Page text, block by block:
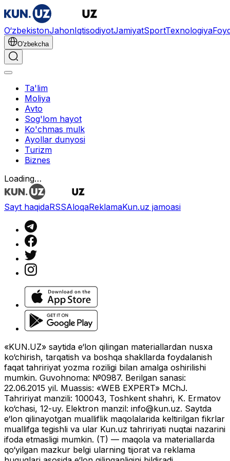
O‘zbekistonJahonIqtisodiyotJamiyatSportTexnologiya
O'zbekcha
Ta'lim
Moliya
Avto
Sog'lom hayot
Ko'chmas mulk
Ayollar dunyosi
Turizm
Biznes
Loading…
Sayt haqidaRSSAloqaReklamaKun.uz jamoasi
«KUN.UZ» saytida e‘lon qilingan materiallardan nusxa
ko‘chirish, tarqatish va boshqa shakllarda foydalanish
faqat tahririyat yozma roziligi bilan amalga oshirilishi
mumkin. Guvohnoma: №0987. Berilgan sanasi:
22.06.2015 yil. Muassis: «WEB EXPERT» MChJ.
Tahririyat manzili: 100043, Toshkent shahri, K. Ermatov
ko‘chasi, 12-uy. Elektron manzil: info@kun.uz. Saytda
e‘lon qilinayotgan mualliflik maqolalarida keltirilgan fikrlar
muallifga tegishli va ular Kun.uz tahririyati nuqtai nazarini
ifoda etmasligi mumkin. (T) — maqola va materiallarda
qo‘yilgan mazkur belgi ularning tijorat va reklama